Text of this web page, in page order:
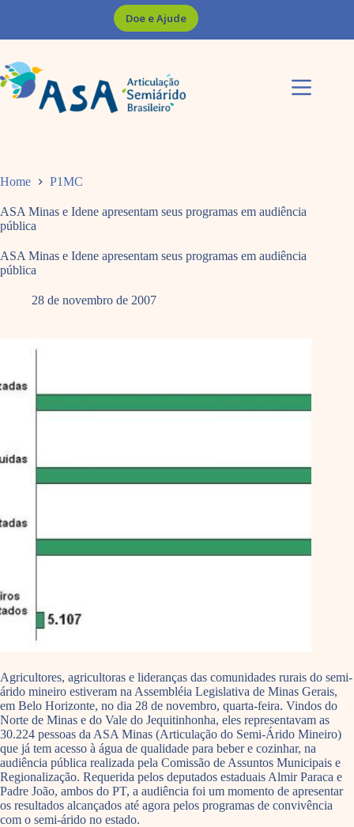
Doe e Ajude
Home P1MC
ASA Minas e Idene apresentam seus programas em audiência
pública
ASA Minas e Idene apresentam seus programas em audiência
pública
28 de novembro de 2007
Agricultores, agricultoras e lideranças das comunidades rurais do semi-
árido mineiro estiveram na Assembléia Legislativa de Minas Gerais,
em Belo Horizonte, no dia 28 de novembro, quarta-feira. Vindos do
Norte de Minas e do Vale do Jequitinhonha, eles representavam as
30.224 pessoas da ASA Minas (Articulação do Semi-Árido Mineiro)
que já tem acesso à água de qualidade para beber e cozinhar, na
audiência pública realizada pela Comissão de Assuntos Municipais e
Regionalização. Requerida pelos deputados estaduais Almir Paraca e
Padre João, ambos do PT, a audiência foi um momento de apresentar
os resultados alcançados até agora pelos programas de convivência
com o semi-árido no estado.